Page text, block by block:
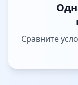
Сравните